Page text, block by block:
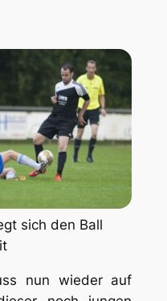
sich den Ball
nun wieder auf